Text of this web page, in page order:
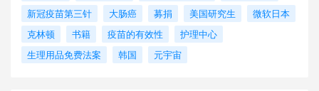
新冠疫苗第三针
大肠癌 募捐 美国研究生
微软日本
克林顿
书籍 疫苗的有效性
护理中心
生理用品免费法案
韩国 元宇宙